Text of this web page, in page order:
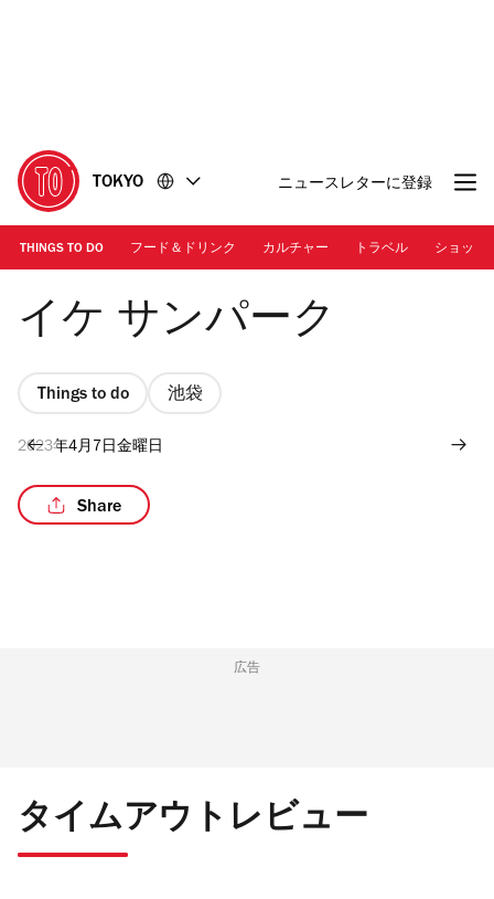
に
移
動
移
動
TOKYO ニュースレターに登録
THINGS TO DO フード＆ドリンク カルチャー トラベル ショッピ
画像提供：Forward Stroke Inc.
イケ サンパーク
Things to do 池袋
2023年4月7日金曜日
Share
広告
タイムアウトレビュー